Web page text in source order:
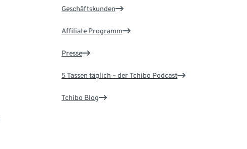
Geschäftskunden
Affiliate Programm
Presse
5 Tassen täglich – der Tchibo Podcast
Tchibo Blog